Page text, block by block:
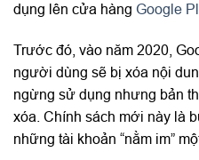
dụng lên cửa hàng Google
Trước đó, vào năm 2020,
người dùng sẽ bị xóa nội
ngừng sử dụng nhưng bản
xóa. Chính sách mới này là
những tài khoản “nằm im”